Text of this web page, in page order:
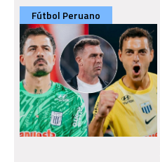
Fútbol Peruano